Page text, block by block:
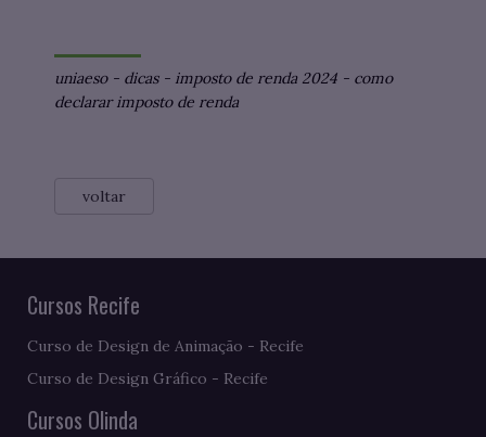
uniaeso- dicas- imposto de renda 2024 - como
declarar imposto de renda
voltar
Cursos Recife
Curso de Design de Animação - Recife
Curso de Design Gráfico - Recife
Cursos Olinda